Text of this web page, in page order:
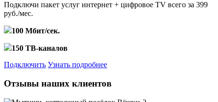
Подключи пакет услуг интернет + цифровое TV всего за 399
руб./мес.
100 Мбит/сек.
150 ТВ-каналов
Подключить Узнать подробнее
Отзывы наших клиентов